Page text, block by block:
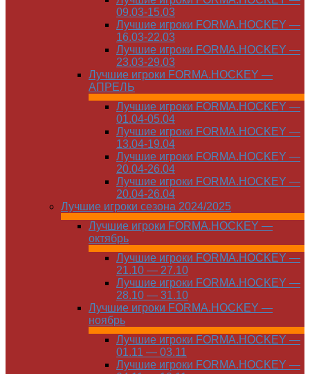
09.03-15.03
Лучшие игроки FORMA.HOCKEY —
16.03-22.03
Лучшие игроки FORMA.HOCKEY —
23.03-29.03
Лучшие игроки FORMA.HOCKEY —
АПРЕЛЬ
Лучшие игроки FORMA.HOCKEY —
01.04-05.04
Лучшие игроки FORMA.HOCKEY —
13.04-19.04
Лучшие игроки FORMA.HOCKEY —
20.04-26.04
Лучшие игроки FORMA.HOCKEY —
20.04-26.04
Лучшие игроки сезона 2024/2025
Лучшие игроки FORMA.HOCKEY —
октябрь
Лучшие игроки FORMA.HOCKEY —
21.10 — 27.10
Лучшие игроки FORMA.HOCKEY —
28.10 — 31.10
Лучшие игроки FORMA.HOCKEY —
ноябрь
Лучшие игроки FORMA.HOCKEY —
01.11 — 03.11
Лучшие игроки FORMA.HOCKEY —